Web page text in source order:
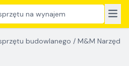
na wynajem
budowlanego / M&M